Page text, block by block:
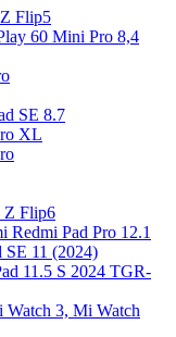
Flip5
60 Mini Pro 8,4
SE 8.7
XL
Z Flip6
Redmi Pad Pro 12.1
11 (2024)
11.5 S 2024 TGR-
3, Mi Watch